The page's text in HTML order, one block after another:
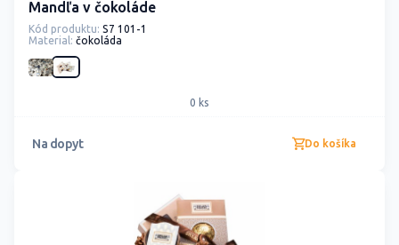
Mandľa v čokoláde
Kód produktu: S7 101-1
Material: čokoláda
0 ks
Na dopyt Do košíka